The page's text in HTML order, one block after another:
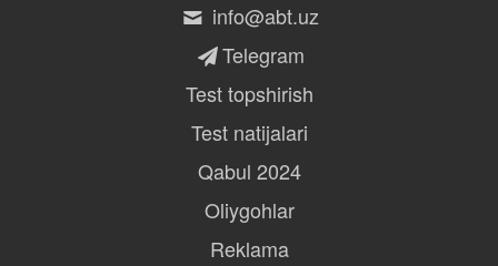
info@abt.uz
Telegram
Test topshirish
Test natijalari
Qabul 2024
Oliygohlar
Reklama